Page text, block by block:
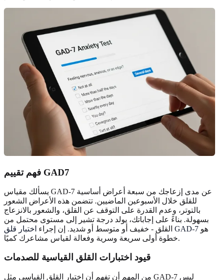
فهم تقييم GAD7
يسألك مقياس GAD-7 عن مدى إزعاجك من سبعة أعراض أساسية
للقلق خلال الأسبوعين الماضيين. تتضمن هذه الأعراض الشعور
بالتوتر، وعدم القدرة على التوقف عن القلق، والشعور بالانزعاج
بسهولة. بناءً على إجاباتك، يولد درجة تشير إلى مستوى محتمل من
القلق - خفيف أو متوسط أو شديد. إن إجراء اختبار قلق GAD-7
خطوة أولى سريعة وسرية وفعالة لقياس مشاعرك كميًا.
قيود اختبارات القلق القياسية للصدمات
من المهم أن تفهم أن اختبار القلق القياسي مثل GAD-7 ليس